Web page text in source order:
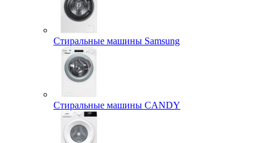
Стиральные машины Samsung
Стиральные машины CANDY